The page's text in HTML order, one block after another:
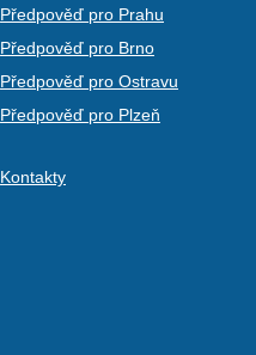
Předpověď pro Prahu
Předpověď pro Brno
Předpověď pro Ostravu
Předpověď pro Plzeň
Kontakty